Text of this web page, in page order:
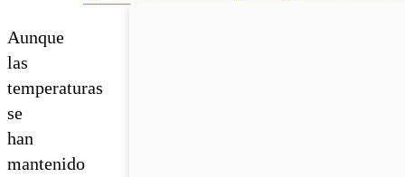
Aunque
las
temperaturas
se
han
mantenido